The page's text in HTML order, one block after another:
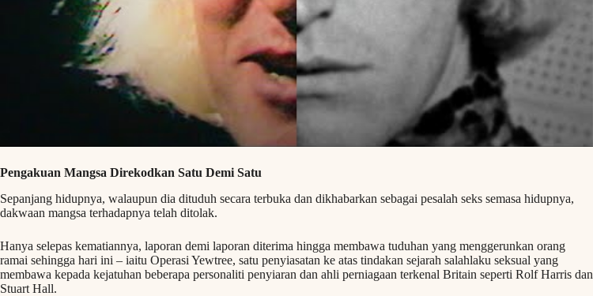
Pengakuan Mangsa Direkodkan Satu Demi Satu
Sepanjang hidupnya, walaupun dia dituduh secara terbuka dan dikhabarkan sebagai pesalah seks semasa hidupnya,
dakwaan mangsa terhadapnya telah ditolak.
Hanya selepas kematiannya, laporan demi laporan diterima hingga membawa tuduhan yang menggerunkan orang
ramai sehingga hari ini – iaitu Operasi Yewtree, satu penyiasatan ke atas tindakan sejarah salahlaku seksual yang
membawa kepada kejatuhan beberapa personaliti penyiaran dan ahli perniagaan terkenal Britain seperti Rolf Harris dan
Stuart Hall.